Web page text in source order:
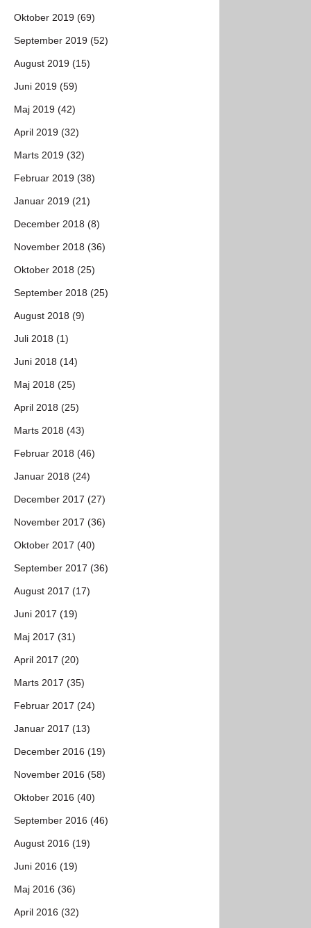
Oktober 2019 (69)
September 2019 (52)
August 2019 (15)
Juni 2019 (59)
Maj 2019 (42)
April 2019 (32)
Marts 2019 (32)
Februar 2019 (38)
Januar 2019 (21)
December 2018 (8)
November 2018 (36)
Oktober 2018 (25)
September 2018 (25)
August 2018 (9)
Juli 2018 (1)
Juni 2018 (14)
Maj 2018 (25)
April 2018 (25)
Marts 2018 (43)
Februar 2018 (46)
Januar 2018 (24)
December 2017 (27)
November 2017 (36)
Oktober 2017 (40)
September 2017 (36)
August 2017 (17)
Juni 2017 (19)
Maj 2017 (31)
April 2017 (20)
Marts 2017 (35)
Februar 2017 (24)
Januar 2017 (13)
December 2016 (19)
November 2016 (58)
Oktober 2016 (40)
September 2016 (46)
August 2016 (19)
Juni 2016 (19)
Maj 2016 (36)
April 2016 (32)